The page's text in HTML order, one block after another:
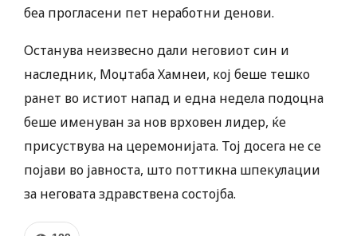
беа прогласени пет неработни денови.
Останува неизвесно дали неговиот син и
наследник, Моџтаба Хамнеи, кој беше тешко
ранет во истиот напад и една недела подоцна
беше именуван за нов врховен лидер, ќе
присуствува на церемонијата. Тој досега не се
појави во јавноста, што поттикна шпекулации
за неговата здравствена состојба.